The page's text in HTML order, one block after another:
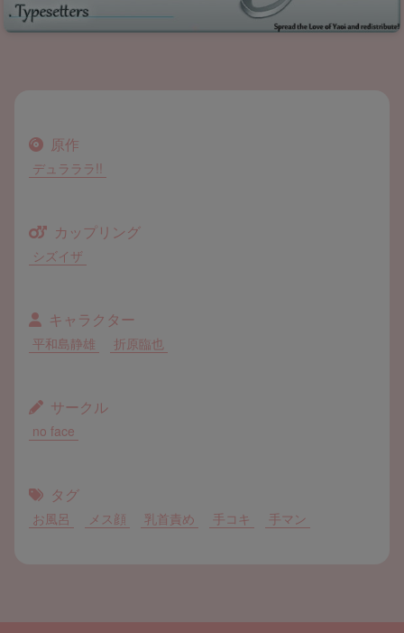
原作
デュラララ!!
カップリング
シズイザ
キャラクター
平和島静雄 折原臨也
サークル
no face
タグ
お風呂 メス顔 乳首責め 手コキ 手マン